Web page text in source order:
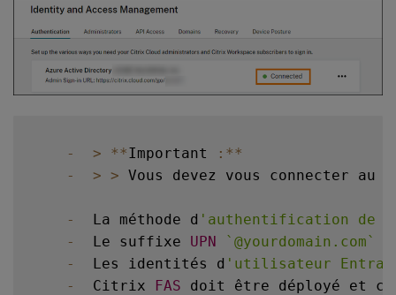
- > **Important : **
-
> > Vous devez vous connecter au
-
  La méthode d
'authentification de
-
  Le suffixe
UPN ` @yourdomain.com`
-
  Les identités d
'utilisateur Entra
-
  Citrix
FAS doit être déployé et